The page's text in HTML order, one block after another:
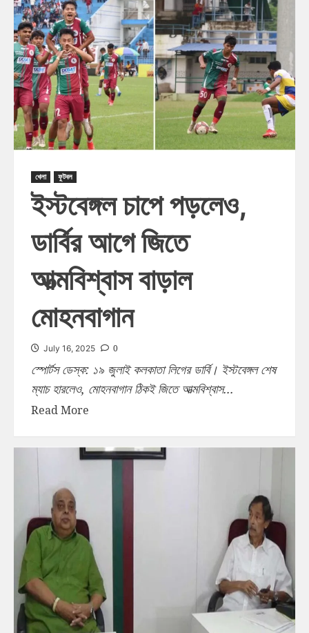
খেলা ফুটবল
ইস্টবেঙ্গল চাপে পড়লেও,
ডার্বির আগে জিতে
আত্মবিশ্বাস বাড়াল
মোহনবাগান
July 16, 2025 0
স্পোর্টস ডেস্ক: ১৯ জুলাই কলকাতা লিগের ডার্বি। ইস্টবেঙ্গল শেষ
ম্যাচ হারলেও, মোহনবাগান ঠিকই জিতে আত্মবিশ্বাস...
Read More